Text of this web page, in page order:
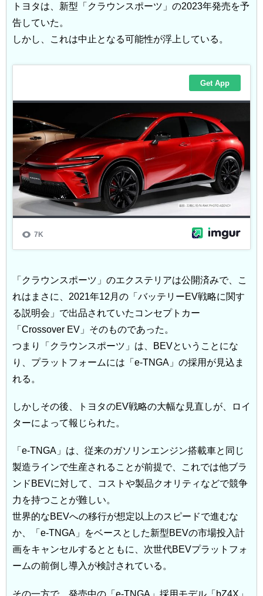
トヨタは、新型「クラウンスポーツ」の2023年発売を予
告していた。
しかし、これは中止となる可能性が浮上している。
「クラウンスポーツ」のエクステリアは公開済みで、こ
れはまさに、2021年12月の「バッテリーEV戦略に関す
る説明会」で出品されていたコンセプトカー
「Crossover EV」そのものであった。
つまり「クラウンスポーツ」は、BEVということにな
り、プラットフォームには「e-TNGA」の採用が見込ま
れる。
しかしその後、トヨタのEV戦略の大幅な見直しが、ロイ
ターによって報じられた。
「e-TNGA」は、従来のガソリンエンジン搭載車と同じ
製造ラインで生産されることが前提で、これでは他ブラ
ンドBEVに対して、コストや製品クオリティなどで競争
力を持つことが難しい。
世界的なBEVへの移行が想定以上のスピードで進むな
か、「e-TNGA」をベースとした新型BEVの市場投入計
画をキャンセルするとともに、次世代BEVプラットフォ
ームの前倒し導入が検討されている。
その一方で、発売中の「e-TNGA」採用モデル「bZ4X」